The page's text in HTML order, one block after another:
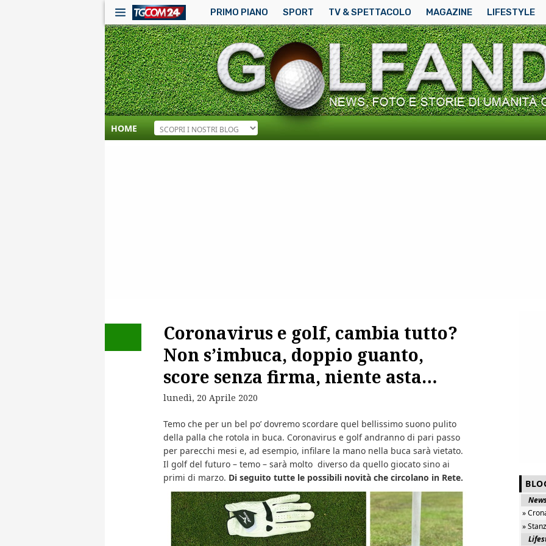
PRIMO PIANO SPORT TV & SPETTACOLO MAGAZINE LIFESTYLE
HOME
Coronavirus e golf, cambia tutto?
Non s’imbuca, doppio guanto,
score senza firma, niente asta…
lunedì, 20 Aprile 2020
Temo che per un bel po’ dovremo scordare quel bellissimo suono pulito
della palla che rotola in buca. Coronavirus e golf andranno di pari passo
per parecchi mesi e, ad esempio, infilare la mano nella buca sarà vietato.
Il golf del futuro – temo – sarà molto diverso da quello giocato sino ai
primi di marzo. Di seguito tutte le possibili novità che circolano in Rete.
»
»